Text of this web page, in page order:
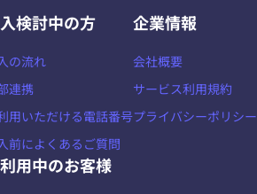
検討中の方
の流れ
連携
用いただける電話番号
前によくあるご質問
用中のお客様
企業情報
会社概要
サービス利用規約
プライバシーポリシー